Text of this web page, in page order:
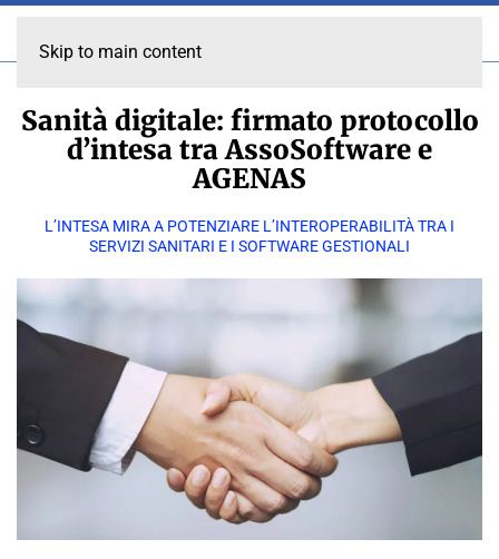
Skip to main content
Sanità digitale: firmato protocollo
d’intesa tra AssoSoftware e
AGENAS
L’INTESA MIRA A POTENZIARE L’INTEROPERABILITÀ TRA I
SERVIZI SANITARI E I SOFTWARE GESTIONALI